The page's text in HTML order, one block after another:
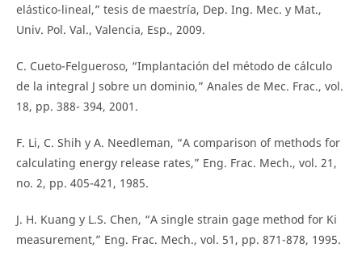
elástico-lineal,” tesis de maestría, Dep. Ing. Mec. y Mat.,
Univ. Pol. Val., Valencia, Esp., 2009.
C. Cueto-Felgueroso, “Implantación del método de cálculo
de la integral J sobre un dominio,” Anales de Mec. Frac., vol.
18, pp. 388- 394, 2001.
F. Li, C. Shih y A. Needleman, “A comparison of methods for
calculating energy release rates,” Eng. Frac. Mech., vol. 21,
no. 2, pp. 405-421, 1985.
J. H. Kuang y L.S. Chen, “A single strain gage method for Ki
measurement,” Eng. Frac. Mech., vol. 51, pp. 871-878, 1995.